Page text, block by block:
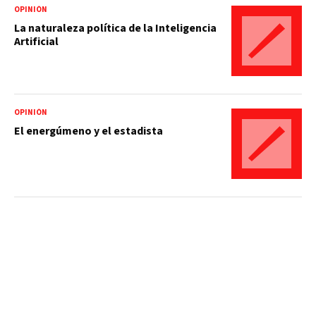
OPINIÓN
La naturaleza política de la Inteligencia
Artificial
OPINIÓN
El energúmeno y el estadista